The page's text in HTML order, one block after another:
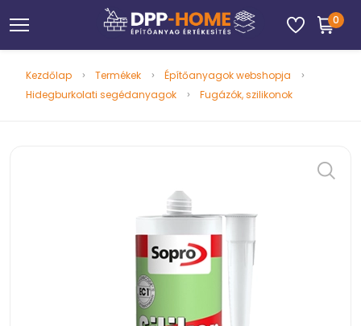
0
Kezdőlap Termékek
Építőanyagok webshopja
Hidegburkolati segédanyagok
Fugázók, szilikonok